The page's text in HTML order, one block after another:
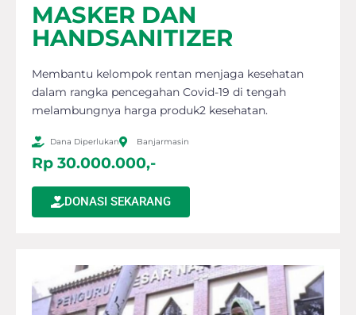
MASKER DAN
HANDSANITIZER
Membantu kelompok rentan menjaga kesehatan
dalam rangka pencegahan Covid-19 di tengah
melambungnya harga produk2 kesehatan.
Dana Diperlukan Banjarmasin
Rp 30.000.000,-
DONASI SEKARANG